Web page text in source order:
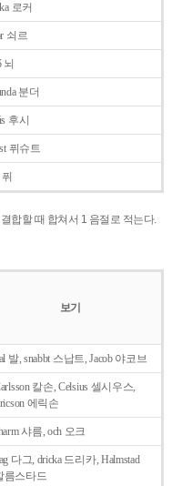
로커
쇠르
뇌
분더
후시
퓌슈트
결합할 때 합쳐서 1 음절로 적는다.
보기
발, snabbt 스납트, Jacob 야코브
칼손, Celsius 셀시우스,
에릭손
샤름, och 오크
다그, dricka 드리카, Halmstad
름스타드